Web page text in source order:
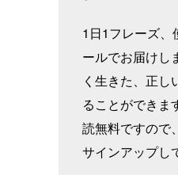
1日1フレーズ、
ールでお届けし
く生きた、正し
ることができま
読無料ですので
サインアップし